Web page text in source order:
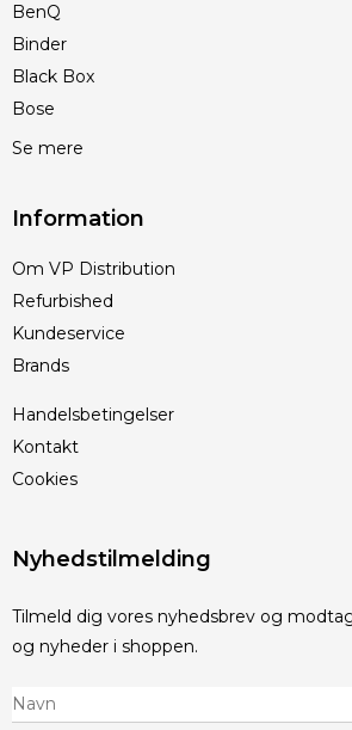
BenQ
Binder
Black Box
Bose
Se mere
Information
Om VP Distribution
Refurbished
Kundeservice
Brands
Handelsbetingelser
Kontakt
Cookies
Nyhedstilmelding
Tilmeld dig vores nyhedsbrev og
og nyheder i shoppen.